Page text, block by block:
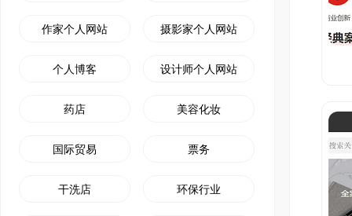
作家个人网站 摄影家个人网站
个人博客 设计师个人网站
药店 美容化妆
国际贸易 票务
干洗店 环保行业